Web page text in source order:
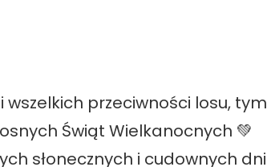
przeciwności losu, tym
Świąt Wielkanocnych 💚
słonecznych i cudownych dni